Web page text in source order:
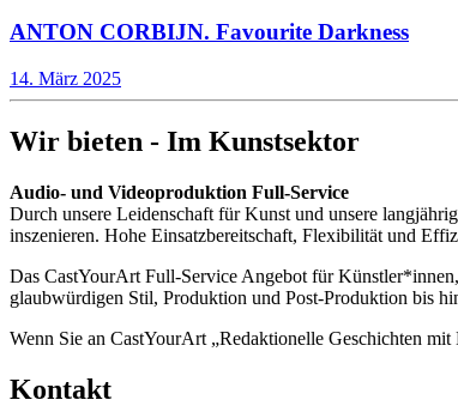
ANTON CORBIJN. Favourite Darkness
14. März 2025
Wir bieten - Im Kunstsektor
Audio- und Videoproduktion Full-Service
Durch unsere Leidenschaft für Kunst und unsere
inszenieren. Hohe Einsatzbereitschaft, Flexibilität und
Das CastYourArt Full-Service Angebot für
glaubwürdigen Stil, Produktion und Post-Produktion bis
Wenn Sie an CastYourArt „Redaktionelle Geschichten
Kontakt